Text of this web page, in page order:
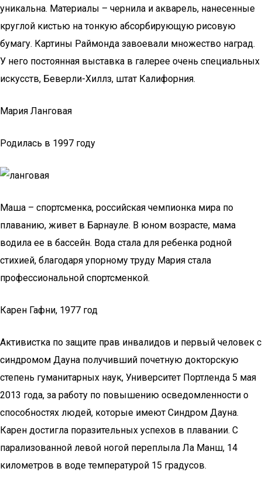
уникальна. Материалы – чернила и акварель, нанесенные
круглой кистью на тонкую абсорбирующую рисовую
бумагу. Картины Раймонда завоевали множество наград.
У него постоянная выставка в галерее очень специальных
искусств, Беверли-Хиллз, штат Калифорния.
Мария Ланговая
Родилась в 1997 году
Маша – спортсменка, российская чемпионка мира по
плаванию, живет в Барнауле. В юном возрасте, мама
водила ее в бассейн. Вода стала для ребенка родной
стихией, благодаря упорному труду Мария стала
профессиональной спортсменкой.
Карен Гафни, 1977 год
Активистка по защите прав инвалидов и первый человек с
синдромом Дауна получивший почетную докторскую
степень гуманитарных наук, Университет Портленда 5 мая
2013 года, за работу по повышению осведомленности о
способностях людей, которые имеют Синдром Дауна.
Карен достигла поразительных успехов в плавании. С
парализованной левой ногой переплыла Ла Манш, 14
километров в воде температурой 15 градусов.